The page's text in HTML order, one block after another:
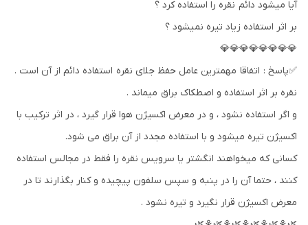
آیا میشود دائم نقره را استفاده کرد ؟
بر اثر استفاده زیاد تیره نمیشود ؟
💎💎💎💎💎💎💎💎
✅پاسخ : اتفاقا مهمترین عامل حفظ جلای نقره استفاده دائم از آن است .
نقره بر اثر استفاده و اصطکاک براق میماند .
و اگر استفاده نشود ، و در معرض اکسیژن هوا قرار گیرد ، در اثر ترکیب با
اکسیژن تیره میشود و با استفاده مجدد از آن براق می شود.
کسانی که میخواهند انگشتر یا سرویس نقره را فقط در مجالس استفاده
کنند ، حتما آن را در پنبه و سپس سلفون پیچیده و کنار بگذارند تا در
معرض اکسیژن قرار نگیرد و تیره نشود .